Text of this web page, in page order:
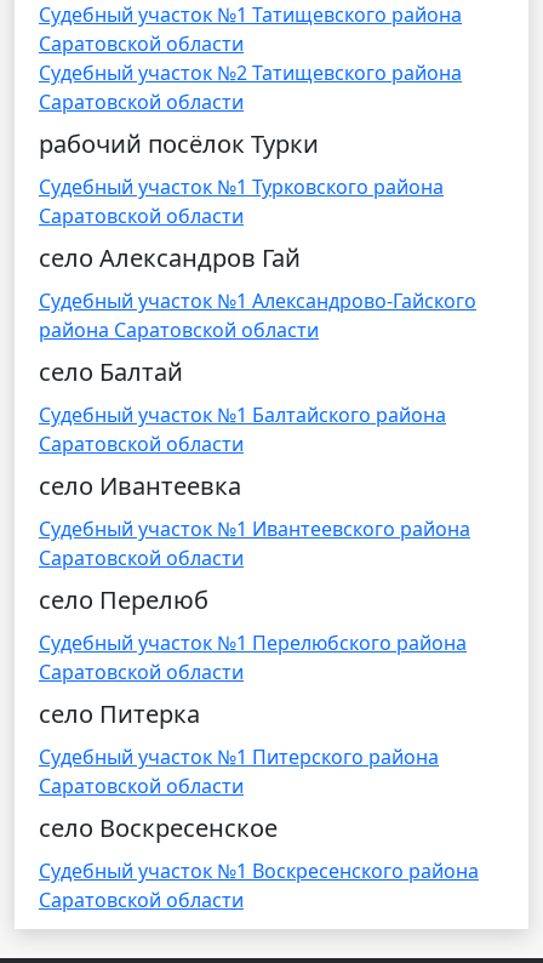
Судебный участок №1 Татищевского района
Саратовской области
Судебный участок №2 Татищевского района
Саратовской области
рабочий посёлок Турки
Судебный участок №1 Турковского района
Саратовской области
село Александров Гай
Судебный участок №1 Александрово-Гайского
района Саратовской области
село Балтай
Судебный участок №1 Балтайского района
Саратовской области
село Ивантеевка
Судебный участок №1 Ивантеевского района
Саратовской области
село Перелюб
Судебный участок №1 Перелюбского района
Саратовской области
село Питерка
Судебный участок №1 Питерского района
Саратовской области
село Воскресенское
Судебный участок №1 Воскресенского района
Саратовской области